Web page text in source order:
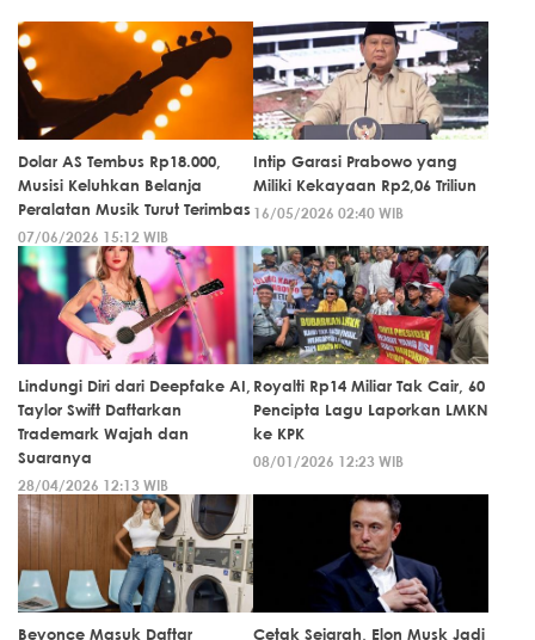
Dolar AS Tembus Rp18.000,
Musisi Keluhkan Belanja
Peralatan Musik Turut Terimbas
07/06/2026 15:12 WIB
Intip Garasi Prabowo yang
Miliki Kekayaan Rp2,06 Triliun
16/05/2026 02:40 WIB
Lindungi Diri dari Deepfake AI,
Taylor Swift Daftarkan
Trademark Wajah dan
Suaranya
28/04/2026 12:13 WIB
Royalti Rp14 Miliar Tak Cair, 60
Pencipta Lagu Laporkan LMKN
ke KPK
08/01/2026 12:23 WIB
Beyonce Masuk Daftar
Cetak Sejarah, Elon Musk Jadi